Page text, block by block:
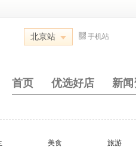
北京站 手机站
首页 优选好店 新闻
美食
旅游